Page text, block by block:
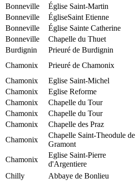
Bonneville
Église Saint-Martin
Bonneville
ÉgliseSaint Etienne
Bonneville
Église Sainte Catherine
Bonneville
Chapelle du Thuet
Burdignin
Prieuré de Burdignin
Chamonix
Prieuré de Chamonix
Chamonix
Eglise Saint-Michel
Chamonix
Eglise Reforme
Chamonix
Chapelle du Tour
Chamonix
Chapelle du Tour
Chamonix
Chapelle des Praz
Chamonix
Chapelle Saint-Theodule de
Gramont
Chamonix
Eglise Saint-Pierre
d'Argentiere
Chilly
Abbaye de Bonlieu